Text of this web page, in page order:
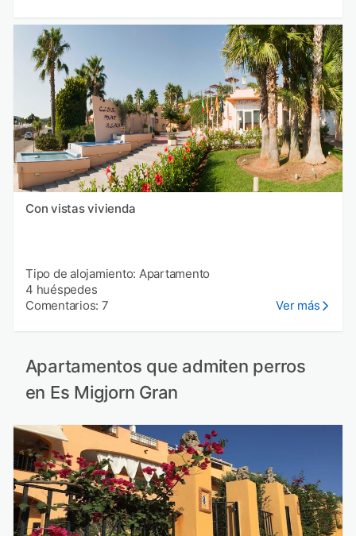
Con vistas vivienda
Tipo de alojamiento: Apartamento
4 huéspedes
Comentarios: 7
Ver más
Apartamentos que admiten perros
en Es Migjorn Gran